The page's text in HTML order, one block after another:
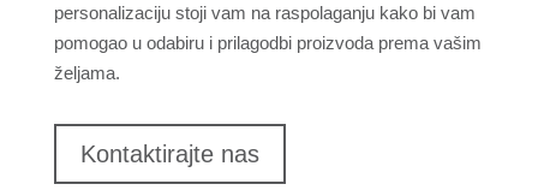
personalizaciju stoji vam na raspolaganju kako bi vam
pomogao u odabiru i prilagodbi proizvoda prema vašim
željama.
Kontaktirajte nas